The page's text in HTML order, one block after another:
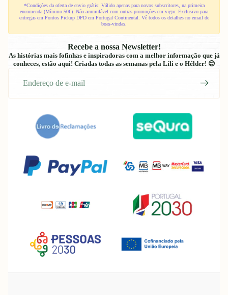
*Condições da oferta de envio grátis: Válido apenas para novos subscritores, na primeira
encomenda (Mínimo 50€). Não acumulável com outras promoções em vigor. Exclusivo para
entregas em Pontos Pickup DPD em Portugal Continental. Vê todos os detalhes no email de
boas-vindas.
Recebe a nossa Newsletter!
As histórias mais fofinhas e inspiradoras com a melhor informação que já
conheces, estão aqui! Criadas todas as semanas pela Lili e o Hélder! 😊